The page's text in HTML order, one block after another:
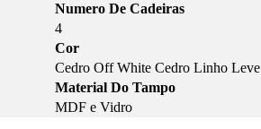
Numero De Cadeiras
4
Cor
Cedro Off White Cedro Linho Leve
Material Do Tampo
MDF e Vidro